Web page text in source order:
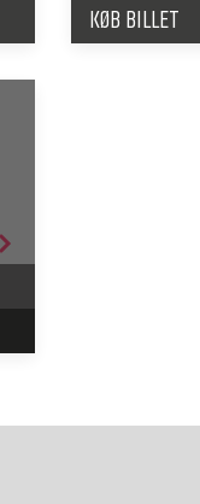
KØB BILLET